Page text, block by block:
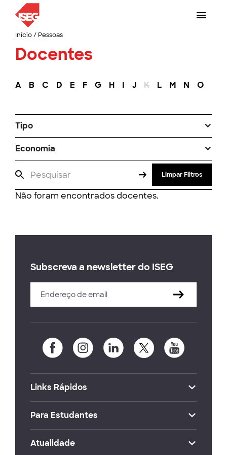
Início/ Pessoas
Docentes
A B C D E F G H I J K L M N O
Tipo
Economia
Limpar Filtros
Não foram encontrados docentes.
Subscreva a newsletter do ISEG
Links Rápidos
Para Estudantes
Atualidade